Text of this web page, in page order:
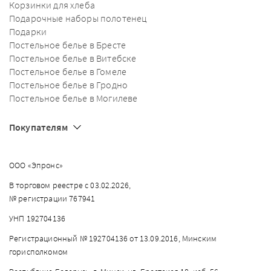
Корзинки для хлеба
Подарочные наборы полотенец
Подарки
Постельное белье в Бресте
Постельное белье в Витебске
Постельное белье в Гомеле
Постельное белье в Гродно
Постельное белье в Могилеве
Покупателям
ООО «Эпронс»
В торговом реестре с 03.02.2026,
№ регистрации 767941
УНП 192704136
Регистрационный № 192704136 от 13.09.2016, Минским
горисполкомом